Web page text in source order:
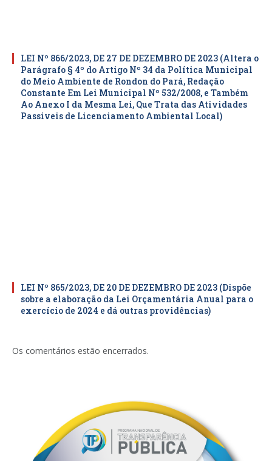
LEI Nº 866/2023, DE 27 DE DEZEMBRO DE 2023 (Altera o
Parágrafo § 4º do Artigo Nº 34 da Política Municipal
do Meio Ambiente de Rondon do Pará, Redação
Constante Em Lei Municipal Nº 532/2008, e Também
Ao Anexo I da Mesma Lei, Que Trata das Atividades
Passiveis de Licenciamento Ambiental Local)
LEI Nº 865/2023, DE 20 DE DEZEMBRO DE 2023 (Dispõe
sobre a elaboração da Lei Orçamentária Anual para o
exercício de 2024 e dá outras providências)
Os comentários estão encerrados.